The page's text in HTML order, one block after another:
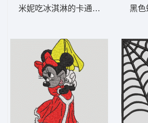
米妮吃冰淇淋的卡通形象 米妮 11-
黑色